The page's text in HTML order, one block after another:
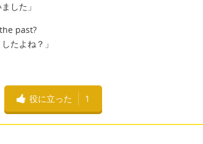
した」
past?
たよね？」
役に立った 1